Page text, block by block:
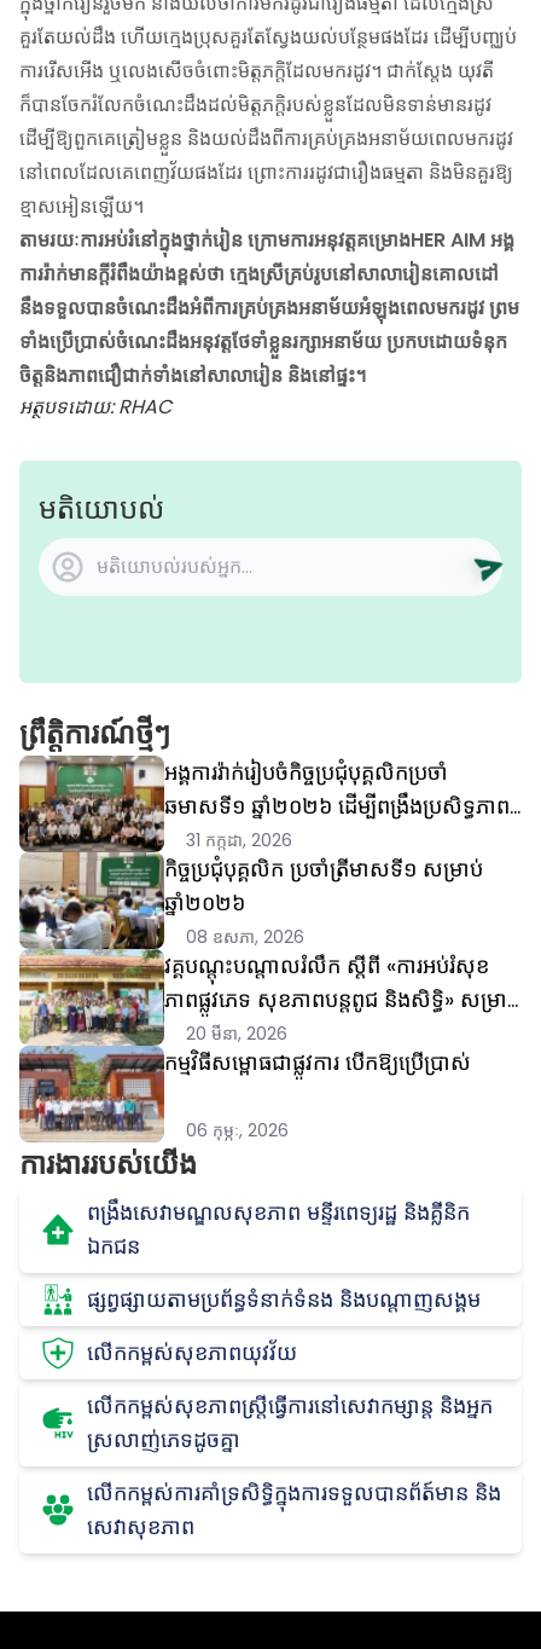
គួរតែយល់ដឹង ហើយក្មេងប្រុសគួរតែស្វែងយល់បន្ថែមផងដែរ ដើម្បីបញ្ឈប់
ការរើសអើង ឬលេងសើចចំពោះមិត្តភក្តិដែលមករដូវ។ ជាក់ស្តែង យុវតី
ក៏បានចែករំលែកចំណេះដឹងដល់មិត្តភក្តិរបស់ខ្លួនដែលមិនទាន់មានរដូវ
ដើម្បីឱ្យពួកគេត្រៀមខ្លួន និងយល់ដឹងពីការគ្រប់គ្រងអនាម័យពេលមករដូវ
នៅពេលដែលគេពេញវ័យផងដែរ ព្រោះការរដូវជារឿងធម្មតា និងមិនគួរឱ្យ
ខ្មាសអៀនឡើយ។
តាមរយៈការអប់រំនៅក្នុងថ្នាក់រៀន ក្រោមការអនុវត្តគម្រោងHER AIM អង្គ
ការរ៉ាក់មានក្តីរំពឹងយ៉ាងខ្ពស់ថា ក្មេងស្រីគ្រប់រូបនៅសាលារៀនគោលដៅ
នឹងទទួលបានចំណេះដឹងអំពីការគ្រប់គ្រងអនាម័យអំឡុងពេលមករដូវ ព្រម
ទាំងប្រើប្រាស់ចំណេះដឹងអនុវត្តថែទាំខ្លួនរក្សាអនាម័យ ប្រកបដោយទំនុក
ចិត្តនិងភាពជឿជាក់ទាំងនៅសាលារៀន និងនៅផ្ទះ។
អត្ថបទដោយ: RHAC
មតិយោបល់
ព្រឹត្តិការណ៍ថ្មីៗ
អង្គការរ៉ាក់រៀបចំកិច្ចប្រជុំបុគ្គលិកប្រចាំ
ឆមាសទី១ ឆ្នាំ២០២៦ ដើម្បីពង្រឹងប្រសិទ្ធភាព
ការងារ គុណភាពកម្មវិធី និងការគ្រប់
គ្រងហានិភ័យ
31 កក្កដា, 2026
កិច្ចប្រជុំបុគ្គលិក ប្រចាំត្រីមាសទី១ សម្រាប់
ឆ្នាំ២០២៦
08 ឧសភា, 2026
វគ្គបណ្តុះបណ្តាលរំលឹក ស្តីពី «ការអប់រំសុខ
ភាពផ្លូវភេទ សុខភាពបន្តពូជ និងសិទ្ធិ» សម្រាប់
អ្នកអប់រំ និងអ្នកផ្តល់សេវា
20 មីនា, 2026
កម្មវិធីសម្ពោធជាផ្លូវការ បើកឱ្យប្រើប្រាស់
06 កុម្ភៈ, 2026
ការងារ​របស់​យើង
ពង្រឹងសេវាមណ្ឌលសុខភាព មន្ទីរពេទ្យរដ្ឋ និងគ្លីនិក
ឯកជន
ផ្សព្វផ្សាយតាមប្រព័ន្ធទំនាក់ទំនង និងបណ្តាញសង្គម
លើកកម្ពស់សុខភាពយុវវ័យ
លើកកម្ពស់សុខភាពស្រ្តីធ្វើការនៅសេវាកម្សាន្ដ និងអ្នក
ស្រលាញ់ភេទដូចគ្នា
លើកកម្ពស់ការគាំទ្រសិទ្ធិក្នុងការទទួលបានព័ត៍មាន និង
សេវាសុខភាព